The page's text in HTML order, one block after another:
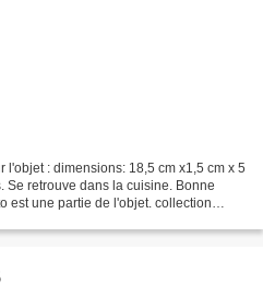
l'objet : dimensions: 18,5 cm x1,5 cm x 5
Se retrouve dans la cuisine. Bonne
est une partie de l'objet. collection